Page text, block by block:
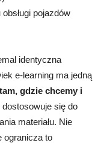
pojazdów
identyczna
e-learning ma jedną
gdzie chcemy i
się do
materiału. Nie
ogranicza to